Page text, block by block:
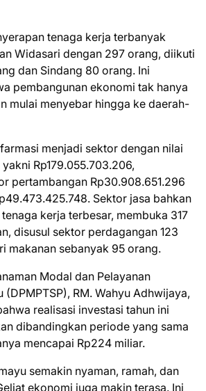
tenaga kerja terbanyak
Widasari dengan 297 orang, diikuti
dan Sindang 80 orang. Ini
pembangunan ekonomi tak hanya
mulai menyebar hingga ke daerah-
menjadi sektor dengan nilai
Rp179.055.703.206,
pertambangan Rp30.908.651.296
Sektor jasa bahkan
kerja terbesar, membuka 317
disusul sektor perdagangan 123
makanan sebanyak 95 orang.
Modal dan Pelayanan
(DPMPTSP), RM. Wahyu Adhwijaya,
realisasi investasi tahun ini
dibandingkan periode yang sama
mencapai Rp224 miliar.
semakin nyaman, ramah, dan
ekonomi juga makin terasa. Ini